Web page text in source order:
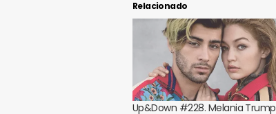
Relacionado
Up&Down #228. Melania Trump